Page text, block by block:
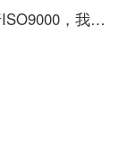
我公司现在实行ERP系统，现在要推行ISO9000，我需要如何做？